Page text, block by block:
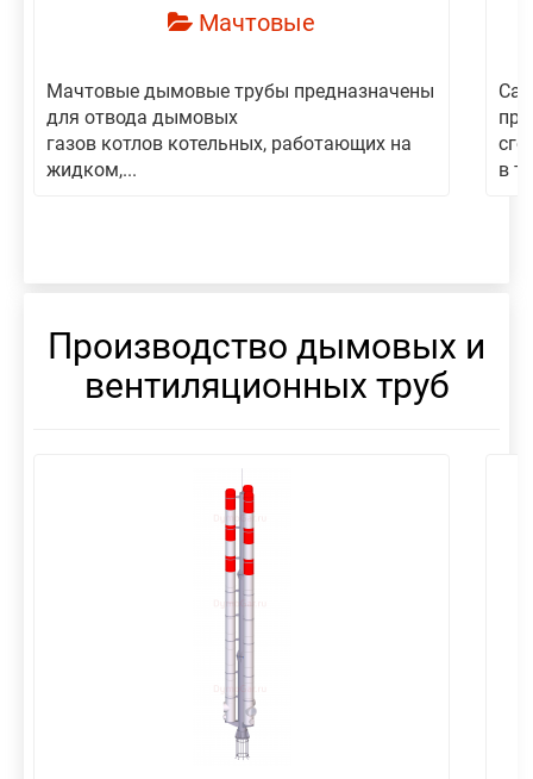
Мачтовые
Мачтовые дымовые трубы предназначены
для отвода дымовых
газов котлов котельных, работающих на
жидком,...
в
Производство дымовых и
вентиляционных труб